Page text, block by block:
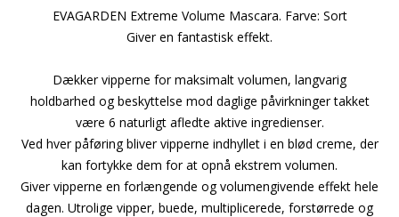
EVAGARDEN Extreme Volume Mascara. Farve: Sort
Giver en fantastisk effekt.
Dækker vipperne for maksimalt volumen, langvarig
holdbarhed og beskyttelse mod daglige påvirkninger takket
være 6 naturligt afledte aktive ingredienser.
Ved hver påføring bliver vipperne indhyllet i en blød creme, der
kan fortykke dem for at opnå ekstrem volumen.
Giver vipperne en forlængende og volumengivende effekt hele
dagen. Utrolige vipper, buede, multiplicerede, forstørrede og